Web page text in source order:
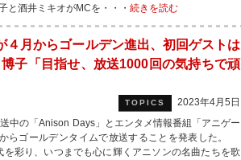
酒井ミキオがMCを・・・ 続きを読む
４月からゴールデン進出、初回ゲストは
子「目指せ、放送1000回の気持ちで頑
TOPICS
2023年4月5日
中の「Anison Days」とエンタメ情報番組「アニゲー
らゴールデンタイムで放送することを発表した。
を彩り、いつまでも心に輝くアニソンの名曲たちを歌